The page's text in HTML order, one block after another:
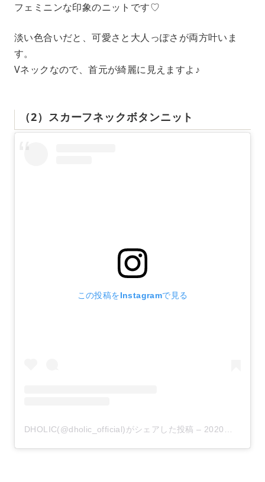
フェミニンな印象のニットです♡
淡い色合いだと、可愛さと大人っぽさが両方叶いま
す。
Vネックなので、首元が綺麗に見えますよ♪
（2）スカーフネックボタンニット
この投稿をInstagramで見る
DHOLIC(@dholic_official)がシェアした投稿 – 2020年 9月月15日午後8時01分PDT